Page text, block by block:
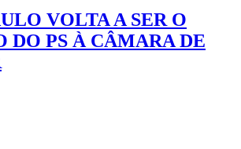
VOLTA A SER O
DO PS À CÂMARA DE